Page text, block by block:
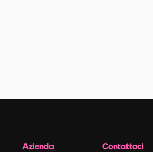
Azienda Contattaci